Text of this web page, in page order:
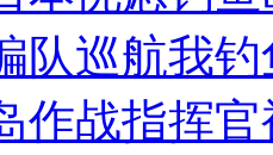
应
队巡航我
作战指挥